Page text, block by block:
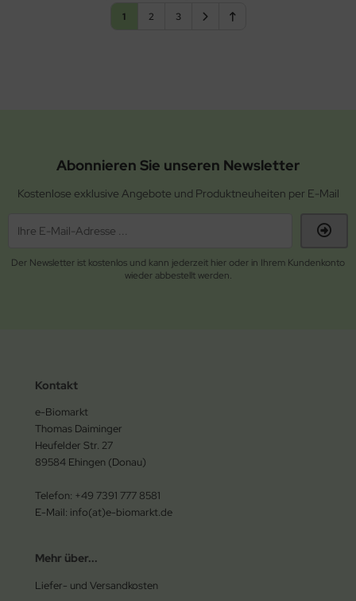
1
2 3
Abonnieren Sie unseren Newsletter
Kostenlose exklusive Angebote und Produktneuheiten per E-Mail
Der Newsletter ist kostenlos und kann jederzeit hier oder in Ihrem Kundenkonto
wieder abbestellt werden.
Kontakt
e-Biomarkt
Thomas Daiminger
Heufelder Str. 27
89584 Ehingen (Donau)
Telefon: +49 7391 777 8581
E-Mail: info(at)e-biomarkt.de
Mehr über...
Liefer- und Versandkosten